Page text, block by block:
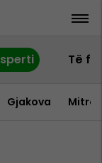
Të
Gjakova